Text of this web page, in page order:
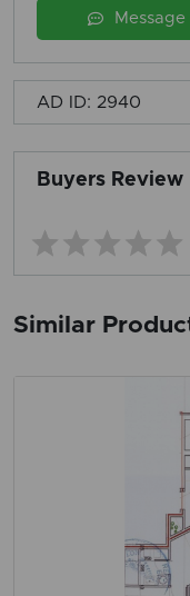
Message
AD ID: 2940
Buyers Review
Similar